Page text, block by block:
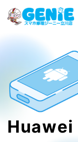
修理料金
機種一覧
症状別一覧
買取サービ
ガラスコ
修理事例
Huawei